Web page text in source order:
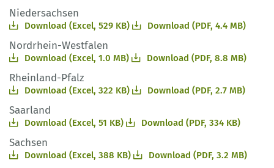
Niedersachsen
Download (Excel, 529 KB) Download (PDF, 4.4 MB)
Nordrhein-Westfalen
Download (Excel, 1.0 MB) Download (PDF, 8.8 MB)
Rheinland-Pfalz
Download (Excel, 322 KB) Download (PDF, 2.7 MB)
Saarland
Download (Excel, 51 KB) Download (PDF, 334 KB)
Sachsen
Download (Excel, 388 KB) Download (PDF, 3.2 MB)